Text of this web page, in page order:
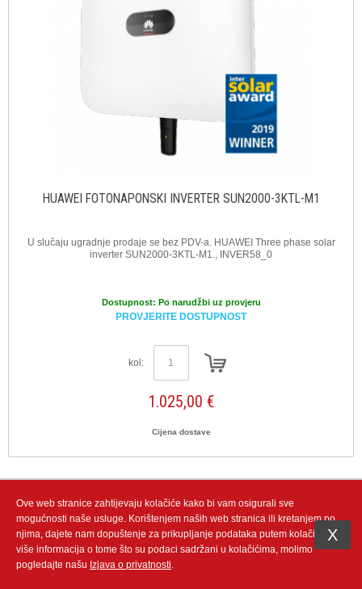
HUAWEI FOTONAPONSKI INVERTER SUN2000-3KTL-M1
U slučaju ugradnje prodaje se bez PDV-a. HUAWEI Three phase solar
inverter SUN2000-3KTL-M1., INVER58_0
Dostupnost: Po narudžbi uz provjeru
PROVJERITE DOSTUPNOST
kol:
1.025,00 €
Cijena dostave
Ove web stranice zahtijevaju kolačiće kako bi vam osigurali sve
mogućnosti naše usluge. Korištenjem naših web stranica ili kretanjem po
njima, dajete nam dopuštenje za prikupljanje podataka putem kolačić. Za
više informacija o tome što su podaci sadržani u kolačićima, molimo
pogledajte našu Izjava o privatnosti.
X